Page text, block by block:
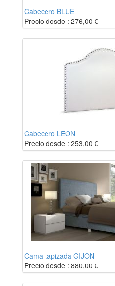
Cabecero BLUE
Precio desde : 276,00 €
Cabecero LEON
Precio desde : 253,00 €
Cama tapizada GIJON
Precio desde : 880,00 €